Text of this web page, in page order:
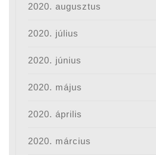
2020. augusztus
2020. július
2020. június
2020. május
2020. április
2020. március